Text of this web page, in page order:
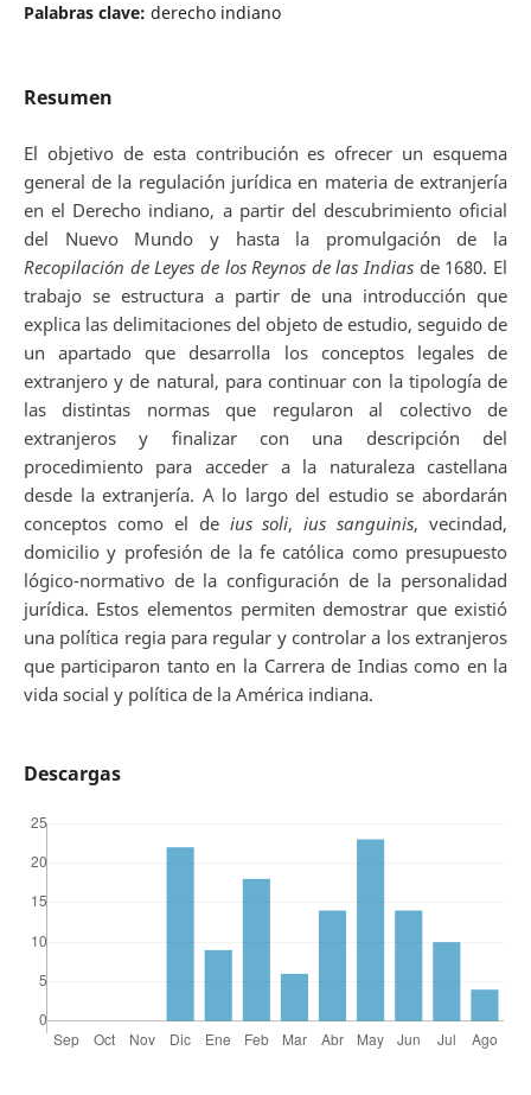
Palabras clave: derecho indiano
Resumen
El objetivo de esta contribución es ofrecer un esquema
general de la regulación jurídica en materia de extranjería
en el Derecho indiano, a partir del descubrimiento oficial
del Nuevo Mundo y hasta la promulgación de la
Recopilación de Leyes de los Reynos de las Indias de 1680. El
trabajo se estructura a partir de una introducción que
explica las delimitaciones del objeto de estudio, seguido de
un apartado que desarrolla los conceptos legales de
extranjero y de natural, para continuar con la tipología de
las distintas normas que regularon al colectivo de
extranjeros y finalizar con una descripción del
procedimiento para acceder a la naturaleza castellana
desde la extranjería. A lo largo del estudio se abordarán
conceptos como el de ius soli,ius sanguinis, vecindad,
domicilio y profesión de la fe católica como presupuesto
lógico-normativo de la configuración de la personalidad
jurídica. Estos elementos permiten demostrar que existió
una política regia para regular y controlar a los extranjeros
que participaron tanto en la Carrera de Indias como en la
vida social y política de la América indiana.
Descargas